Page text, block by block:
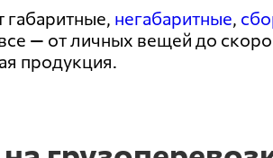
габаритные, негабаритные
— от личных вещей до
продукция.